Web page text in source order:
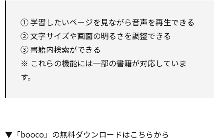
① 学習したいページを見ながら音声を再生できる
② 文字サイズや画面の明るさを調整できる
③ 書籍内検索ができる
※ これらの機能には一部の書籍が対応していま
す。
▼「booco」の無料ダウンロードはこちらから